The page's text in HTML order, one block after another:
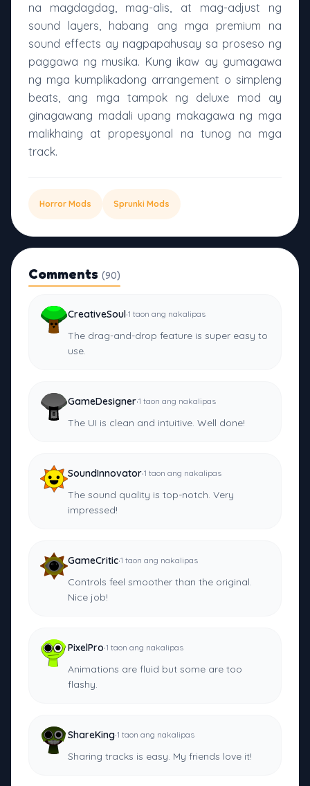
na magdagdag, mag-alis, at mag-adjust ng
sound layers, habang ang mga premium na
sound effects ay nagpapahusay sa proseso ng
paggawa ng musika. Kung ikaw ay gumagawa
ng mga kumplikadong arrangement o simpleng
beats, ang mga tampok ng deluxe mod ay
ginagawang madali upang makagawa ng mga
malikhaing at propesyonal na tunog na mga
track.
Horror Mods Sprunki Mods
Comments (90)
CreativeSoul·1 taon ang nakalipas
The drag-and-drop feature is super easy to
use.
GameDesigner·1 taon ang nakalipas
The UI is clean and intuitive. Well done!
SoundInnovator·1 taon ang nakalipas
The sound quality is top-notch. Very
impressed!
GameCritic·1 taon ang nakalipas
Controls feel smoother than the original.
Nice job!
PixelPro·1 taon ang nakalipas
Animations are fluid but some are too
flashy.
ShareKing·1 taon ang nakalipas
Sharing tracks is easy. My friends love it!